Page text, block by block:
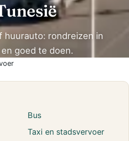
huurauto: rondreizen in
goed te doen.
Bus
Taxi en stadsvervoer